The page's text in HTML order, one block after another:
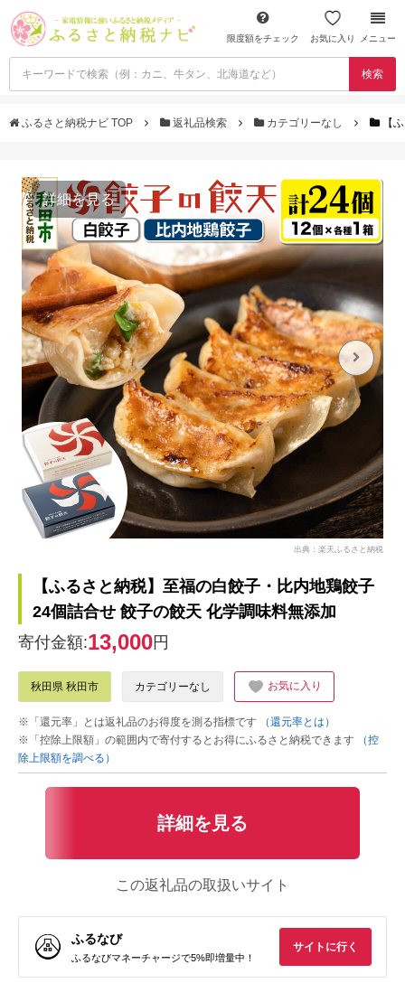
限度額をチェック お気に入り メニュー
検索
ふるさと納税ナビ TOP 返礼品検索 カテゴリーなし 【
詳細を見る
出典：楽天ふるさと納税
【ふるさと納税】至福の白餃子・比内地鶏餃子
24個詰合せ 餃子の餃天 化学調味料無添加
寄付金額:13,000円
秋田県 秋田市 カテゴリーなし お気に入り
※「還元率」とは返礼品のお得度を測る指標です
（還元率とは）
※「控除上限額」の範囲内で寄付するとお得にふるさと納税できます
（控
除上限額を調べる）
詳細を見る
この返礼品の取扱いサイト
ふるなび
ふるなびマネーチャージで5%即増量中！
サイトに行く